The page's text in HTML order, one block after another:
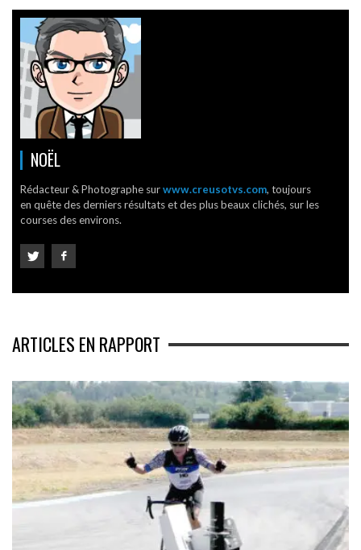
NOËL
Rédacteur & Photographe surwww.creusotvs.com, toujours
en quête des derniers résultats et des plus beaux clichés, sur les
courses des environs.
ARTICLES EN RAPPORT